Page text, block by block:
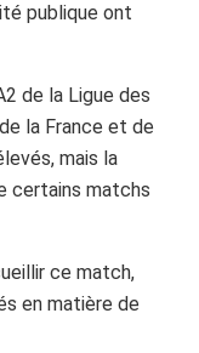
publique ont
de la Ligue des
la France et de
mais la
certains matchs
ce match,
en matière de